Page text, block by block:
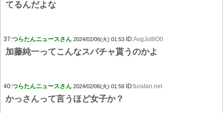
てるんだよな
37:つらたんニュースさん 2024/02/06(火) 01:53 ID:AvgJot8O0
加藤純一ってこんなスパチャ貰うのかよ
40:つらたんニュースさん 2024/02/06(火) 01:56 ID:turatan.net
かっさんって言うほど女子か？